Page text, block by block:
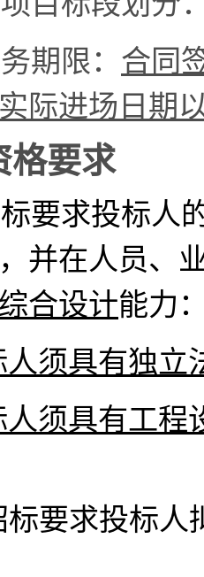
期限： 合同
实际进场日期
格要求
要求投标人
并在人员、
合设计能力
人须具有独立
人须具有工
标要求投标人